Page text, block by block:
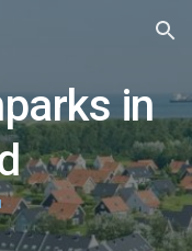
Skip to navigation
in